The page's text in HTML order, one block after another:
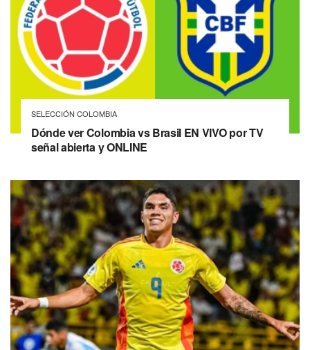
SELECCIÓN COLOMBIA
Dónde ver Colombia vs Brasil EN VIVO por TV
señal abierta y ONLINE